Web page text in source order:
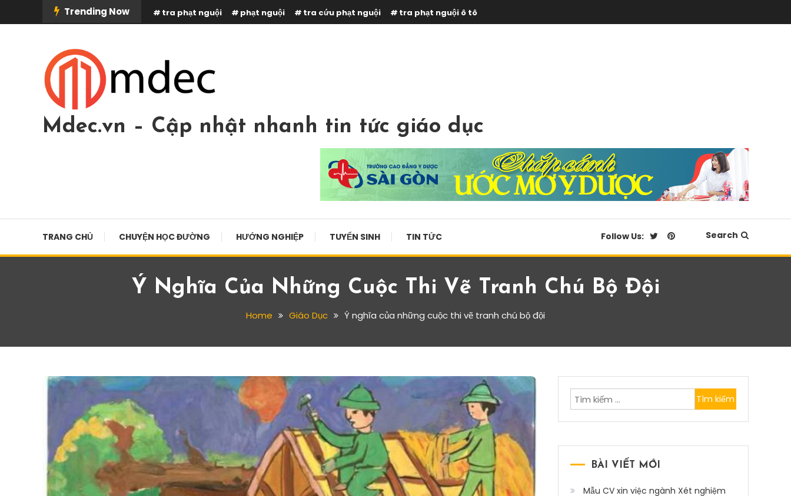
To
Trending Now tra phạt nguội phạt nguội tra cứu phạt nguội tra phạt nguội ô tô
Mdec.vn – Cập nhật nhanh tin tức giáo dục
TRANG CHỦ CHUYỆN HỌC ĐƯỜNG HƯỚNG NGHIỆP TUYỂN SINH TIN TỨC Follow Us: Search
Ý Nghĩa Của Những Cuộc Thi Vẽ Tranh Chú Bộ Đội
Home Giáo Dục Ý nghĩa của những cuộc thi vẽ tranh chú bộ đội
Tìm
kiếm
BÀI VIẾT MỚI
Mẫu CV xin việc ngành Xét nghiệm